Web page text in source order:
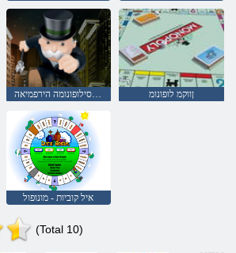
תיטסילופונומה הירפמיאה ןווקמ לופונומ
איל קוביות - מונופול
(Total 10)